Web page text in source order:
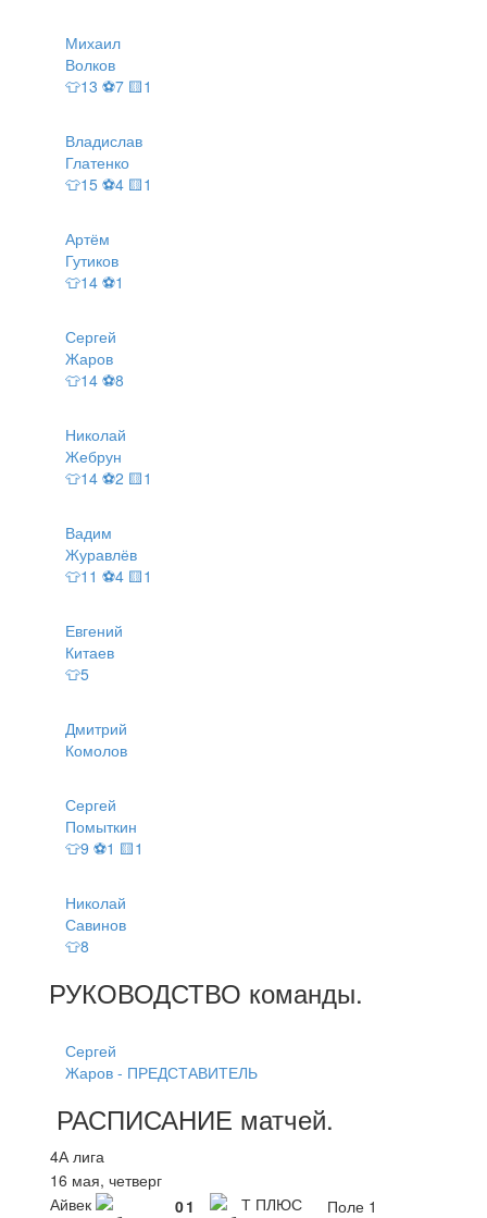
Михаил
Волков
👕13 ⚽7 🟨1
Владислав
Глатенко
👕15 ⚽4 🟨1
Артём
Гутиков
👕14 ⚽1
Сергей
Жаров
👕14 ⚽8
Николай
Жебрун
👕14 ⚽2 🟨1
Вадим
Журавлёв
👕11 ⚽4 🟨1
Евгений
Китаев
👕5
Дмитрий
Комолов
Сергей
Помыткин
👕9 ⚽1 🟨1
Николай
Савинов
👕8
РУКОВОДСТВО команды.
Сергей
Жаров - ПРЕДСТАВИТЕЛЬ
РАСПИСАНИЕ матчей.
4А лига
16 мая, четверг
Айвек
01 Т ПЛЮС
Поле 1